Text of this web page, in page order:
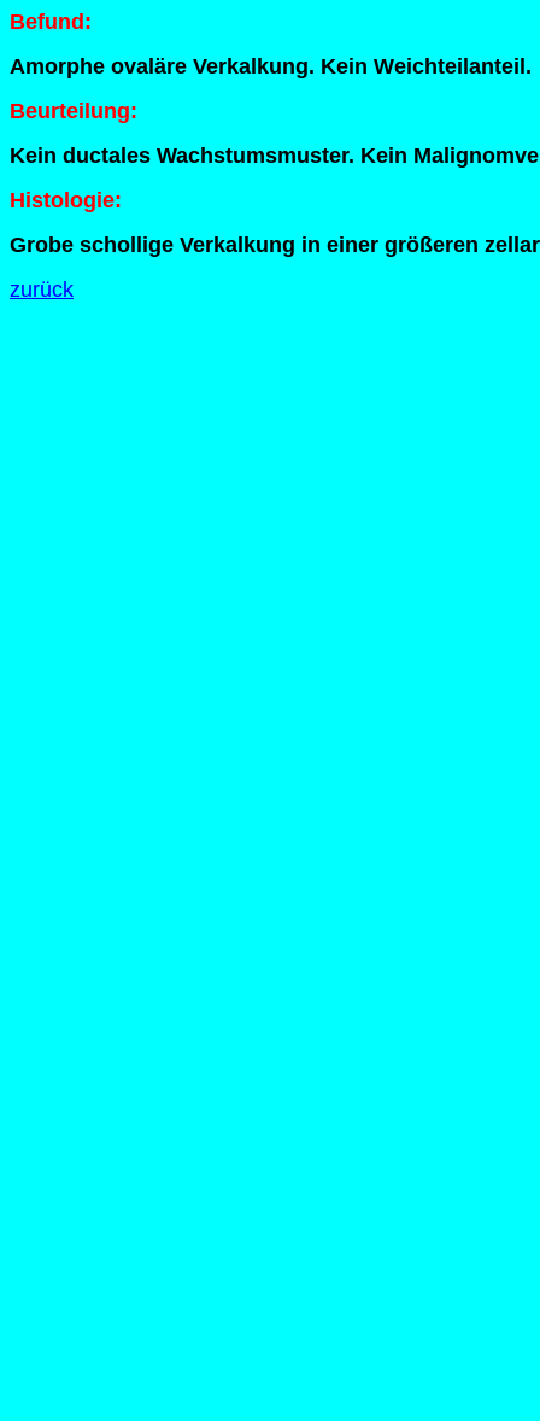
Befund:
Amorphe ovaläre Verkalkung. Kein Weichteilanteil.
Beurteilung:
Kein ductales Wachstumsmuster. Kein
Histologie:
Grobe schollige Verkalkung in einer größeren
zurück